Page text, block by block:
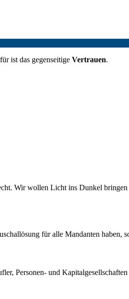
ist das gegenseitige Vertrauen.
Wir wollen Licht ins Dunkel
für alle Mandanten
Personen- und